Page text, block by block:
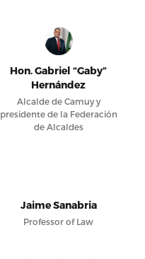
Hon. Gabriel “Gaby”
Hernández
Alcalde de Camuy y
presidente de la Federación
de Alcaldes
Jaime Sanabria
Professor of Law